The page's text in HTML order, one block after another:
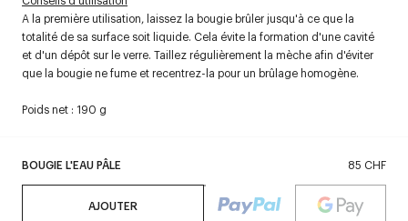
BOUGIE L'EAU PÂLE 85 CHF
AJOUTER
A la première utilisation, laissez la bougie brûler jusqu'à ce que la
totalité de sa surface soit liquide. Cela évite la formation d'une cavité
et d'un dépôt sur le verre. Taillez régulièrement la mèche afin d'éviter
que la bougie ne fume et recentrez-la pour un brûlage homogène.
Poids net : 190 g